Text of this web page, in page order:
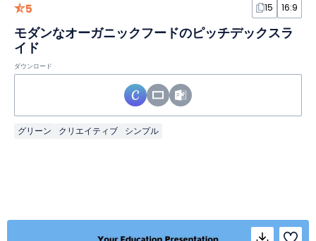
5 15 16:9
モダンなオーガニックフードのピッチデックスラ
イド
ダウンロード
グリーン クリエイティブ シンプル